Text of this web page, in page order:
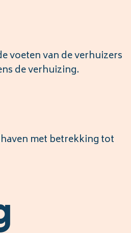
voeten van de verhuizers
de verhuizing.
met betrekking tot